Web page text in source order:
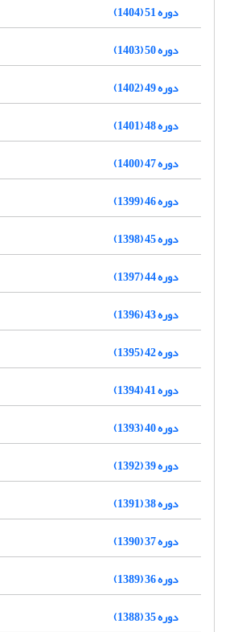
دوره 51 (1404)
دوره 50 (1403)
دوره 49 (1402)
دوره 48 (1401)
دوره 47 (1400)
دوره 46 (1399)
دوره 45 (1398)
دوره 44 (1397)
دوره 43 (1396)
دوره 42 (1395)
دوره 41 (1394)
دوره 40 (1393)
دوره 39 (1392)
دوره 38 (1391)
دوره 37 (1390)
دوره 36 (1389)
دوره 35 (1388)